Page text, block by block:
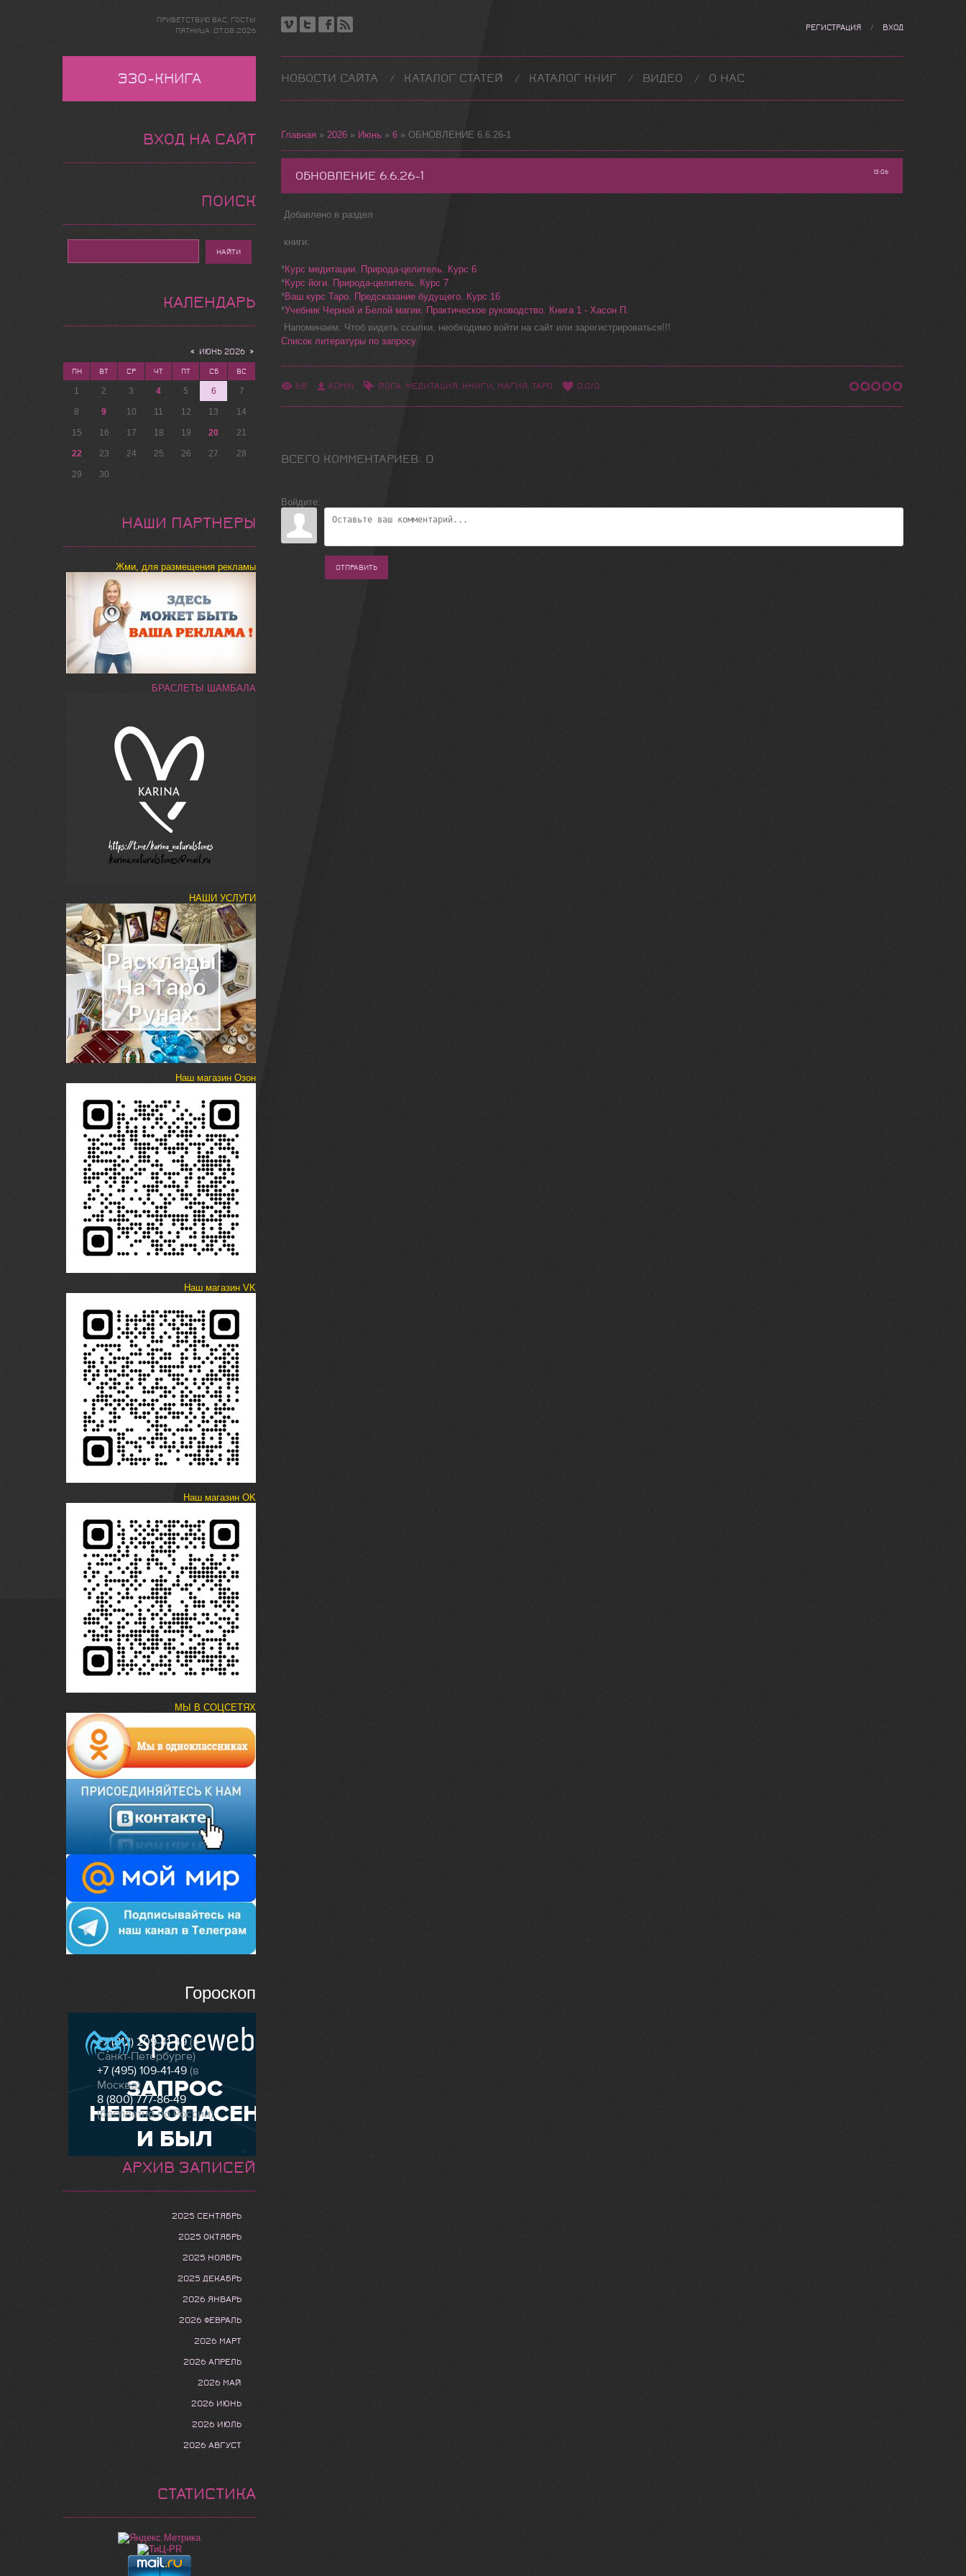
РЕГИСТРАЦИЯ / ВХОД
НОВОСТИ САЙТА КАТАЛОГ СТАТЕЙ КАТАЛОГ КНИГ ВИДЕО О НАС
Главная »2026 » Июнь » 6 » ОБНОВЛЕНИЕ 6.6.26-1
13:06
ОБНОВЛЕНИЕ 6.6.26-1
Добавлено в раздел
книги:
*Курс медитации. Природа-целитель. Курс 6
*Курс йоги. Природа-целитель. Курс 7
*Ваш курс Таро. Предсказание будущего. Курс 16
*Учебник Черной и Белой магии. Практическое руководство. Книга 1 - Хасон П.
Напоминаем: Чтоб видеть ссылки, необходимо войти на сайт или зарегистрироваться!!!
Список литературы по запросу
68 ADMIN ЙОГА, МЕДИТАЦИЯ, КНИГИ, МАГИЯ,ТАРО 0.0/0
ВСЕГО КОММЕНТАРИЕВ: 0
Войдите:
ОТПРАВИТЬ
ПРИВЕТСТВУЮ ВАС ГОСТЬ!
ПЯТНИЦА, 07.08.2026
ЭЗО-КНИГА
ВХОД НА САЙТ
ПОИСК
КАЛЕНДАРЬ
« ИЮНЬ 2026 »
ПН ВТ СР ЧТ ПТ СБ ВС
1 2 3 4 5 6 7
8 9 10 11 12 13 14
15 16 17 18 19 20 21
22 23 24 25 26 27 28
29 30
НАШИ ПАРТНЕРЫ
Жми, для размещения рекламы
БРАСЛЕТЫ ШАМБАЛА
НАШИ УСЛУГИ
Наш магазин Озон
Наш магазин VK
Наш магазин OK
МЫ В СОЦСЕТЯХ
Гороскоп
АРХИВ ЗАПИСЕЙ
2025 СЕНТЯБРЬ
2025 ОКТЯБРЬ
2025 НОЯБРЬ
2025 ДЕКАБРЬ
2026 ЯНВАРЬ
2026 ФЕВРАЛЬ
2026 МАРТ
2026 АПРЕЛЬ
2026 МАЙ
2026 ИЮНЬ
2026 ИЮЛЬ
2026 АВГУСТ
СТАТИСТИКА